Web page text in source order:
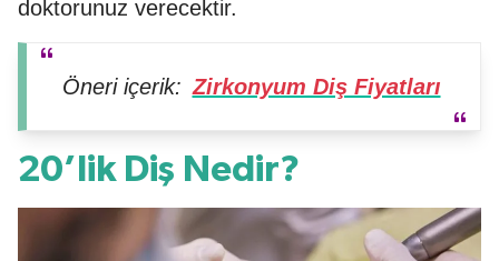
doktorunuz verecektir.
Öneri içerik: Zirkonyum Diş Fiyatları
20’lik Diş Nedir?